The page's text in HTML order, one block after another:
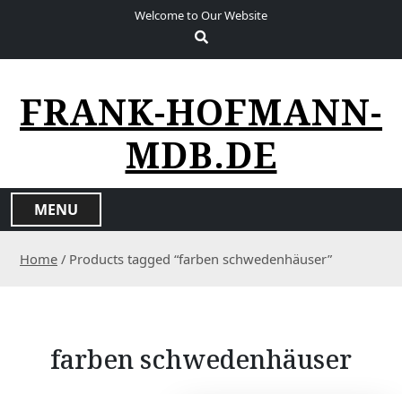
Welcome to Our Website
FRANK-HOFMANN-
MDB.DE
MENU
Home / Products tagged “farben schwedenhäuser”
farben schwedenhäuser